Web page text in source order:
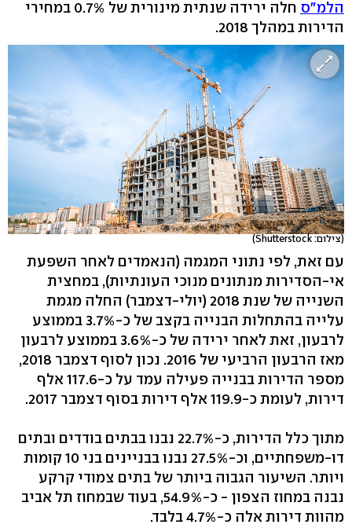
הלמ"ס
חלה ירידה שנתית מינורית של 0.7% במחירי
הדירות במהלך 2018.
(צילום: Shutterstock)
עם זאת, לפי נתוני המגמה (הנאמדים לאחר השפעת
אי-הסדירות מנתונים מנוכי העונתיות), במחצית
השנייה של שנת 2018 (יולי-דצמבר) החלה מגמת
עלייה בהתחלות הבנייה בקצב של כ-3.7% בממוצע
לרבעון, זאת לאחר ירידה של כ-3.6% בממוצע לרבעון
מאז הרבעון הרביעי של 2016. נכון לסוף דצמבר 2018,
מספר הדירות בבנייה פעילה עמד על כ-117.6 אלף
דירות, לעומת כ-119.9 אלף דירות בסוף דצמבר 2017.
מתוך כלל הדירות, כ-22.7% נבנו בבתים בודדים ובתים
דו-משפחתיים, וכ-27.5% נבנו בבניינים בני 10 קומות
ויותר. השיעור הגבוה ביותר של בתים צמודי קרקע
נבנה במחוז הצפון - כ-54.9%, בעוד שבמחוז תל אביב
מהוות דירות אלה כ-4.7% בלבד.